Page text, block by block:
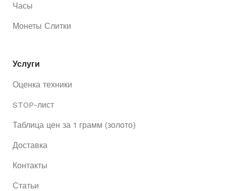
Часы
Монеты Слитки
Услуги
Оценка техники
STOP-лист
Таблица цен за 1 грамм (золото)
Доставка
Контакты
Статьи